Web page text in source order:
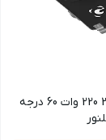
پروژکتور آریل 3 220 وات 60 درجه